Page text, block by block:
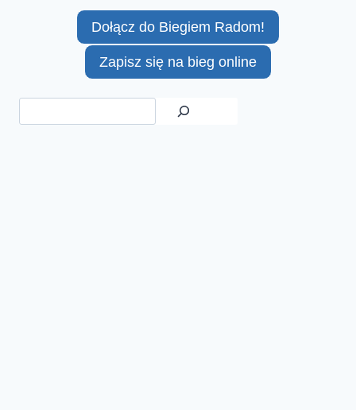
Dołącz do Biegiem Radom!
Zapisz się na bieg online
Szukaj